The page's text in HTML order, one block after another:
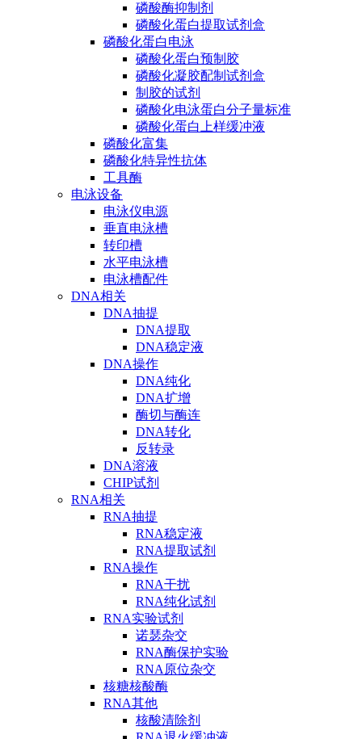
磷酸酶抑制剂
磷酸化蛋白提取试剂盒
磷酸化蛋白电泳
磷酸化蛋白预制胶
磷酸化凝胶配制试剂盒
制胶的试剂
磷酸化电泳蛋白分子量标准
磷酸化蛋白上样缓冲液
磷酸化富集
磷酸化特异性抗体
工具酶
电泳设备
电泳仪电源
垂直电泳槽
转印槽
水平电泳槽
电泳槽配件
DNA相关
DNA抽提
DNA提取
DNA稳定液
DNA操作
DNA纯化
DNA扩增
酶切与酶连
DNA转化
反转录
DNA溶液
CHIP试剂
RNA相关
RNA抽提
RNA稳定液
RNA提取试剂
RNA操作
RNA干扰
RNA纯化试剂
RNA实验试剂
诺瑟杂交
RNA酶保护实验
RNA原位杂交
核糖核酸酶
RNA其他
核酸清除剂